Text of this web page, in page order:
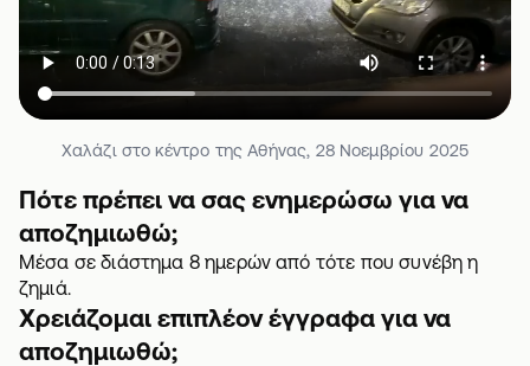
Χαλάζι στο κέντρο της Αθήνας, 28 Νοεμβρίου 2025
Πότε πρέπει να σας ενημερώσω για να
αποζημιωθώ;
Μέσα σε διάστημα 8 ημερών από τότε που συνέβη η
ζημιά.
Χρειάζομαι επιπλέον έγγραφα για να
αποζημιωθώ;